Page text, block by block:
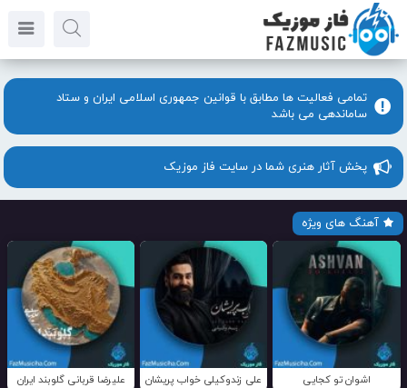
تمامی فعالیت ها مطابق با قوانین جمهوری اسلامی ایران و ستاد
ساماندهی می باشد
پخش آثار هنری شما در سایت فاز موزیک
آهنگ های ویژه
اشوان تو کجایی علی زندوکیلی خواب پریشان علیرضا قربانی گلوبند ایران